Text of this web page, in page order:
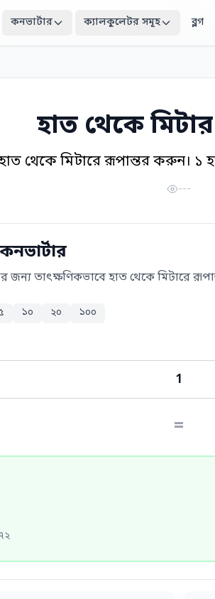
কনভার্টার ক্যালকুলেটর সমূহ ব্লগ
হাত থেকে
থেকে মিটারে রূপান্তর করুন। ১
---
জন্য তাৎক্ষণিকভাবে হাত থেকে মিটারে
১০ ২০ ১০০
=